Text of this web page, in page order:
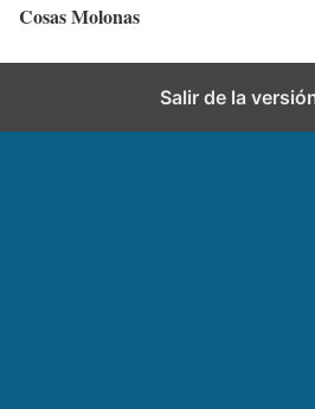
Cosas Molonas
Salir de la